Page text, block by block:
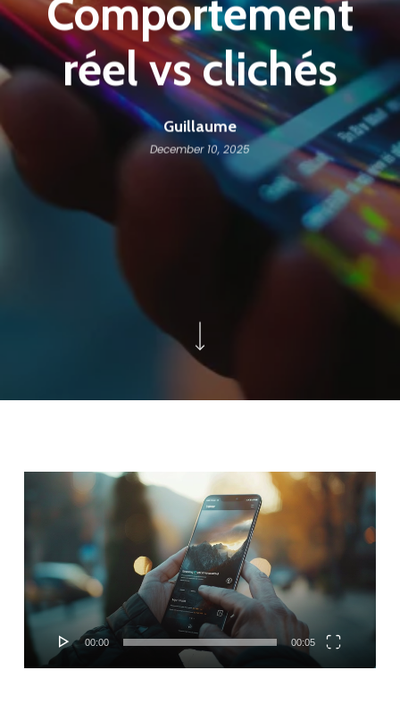
Comportement
réel vs clichés
Guillaume
December 10, 2025
00:00 00:05